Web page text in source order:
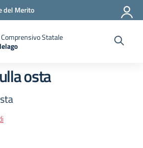
del Merito
Statale
la pagina iniziale della scuola
osta